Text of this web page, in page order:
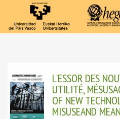
L'ESSOR DES
UTILITÉ,
OF NEW
MISUSEAND